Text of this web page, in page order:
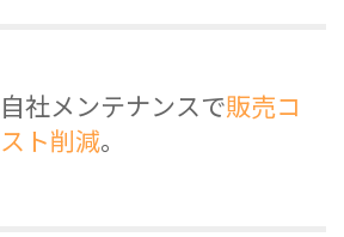
自社メンテナンスで販売コ
スト削減。